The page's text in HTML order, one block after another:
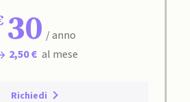
30 / anno
2,50 € al mese
Richiedi